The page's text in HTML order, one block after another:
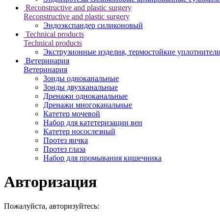
Reconstructive and plastic surgery
Reconstructive and plastic surgery
Эндоэкспандер силиконовый
Technical products
Technical products
Экструзионные изделия, термостойкие
Ветеринария
Ветеринария
Зонды одноканальные
Зонды двухканальные
Дренажи одноканальные
Дренажи многоканальные
Катетер мочевой
Набор для катетеризации вен
Катетер носослезный
Протез яичка
Протез глаза
Набор для промывания кишечника
Авторизация
Пожалуйста, авторизуйтесь: